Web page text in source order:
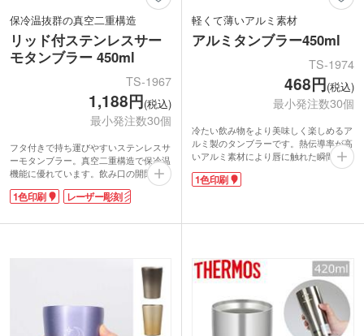
保冷温抜群の真空二重構造
リッド付ステンレスサー
モタンブラー 450ml
TS-1967
1,188円(税込)
最小発注数30個
フタ付きで持ち運びやすいステンレスサ
ーモタンブラー。真空二重構造で保冷温
機能に優れています。飲み口の開閉もで
きるので、飲まない時はフタをしておく
ことができます。ドリンクホルダーとし
いでくれます。容量はたっぷり飲める約
対応しています。周年記念品にいかがで
1色印刷 レーザー彫刻
軽くて薄いアルミ素材
アルミタンブラー450ml
TS-1974
468円(税込)
最小発注数30個
冷たい飲み物をより美味しく楽しめるア
ルミ製のタンブラーです。熱伝導率が高
いアルミ素材により唇に触れた瞬間から
ヒンヤリとした心地よさを感じられま
す。手馴染みが良く、収納時にスタッキ
ろん、本体をぐるりと一周する大きなデ
後のドリンク用グッズなど、アクティブ
なシーンを彩るノベルティ制作におすす
めです。
1色印刷